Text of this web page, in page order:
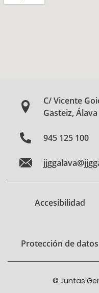
C/ Vicente
Gasteiz, Álava
945 125 100
Accesibilidad
Protección de datos
© Juntas